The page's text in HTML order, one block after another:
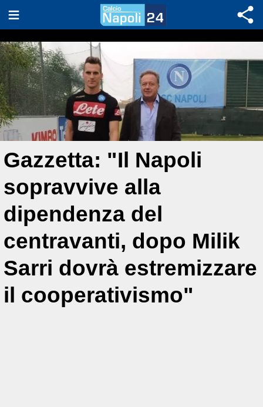
Gazzetta: "Il Napoli
sopravvive alla
dipendenza del
centravanti, dopo Milik
Sarri dovrà estremizzare
il cooperativismo"